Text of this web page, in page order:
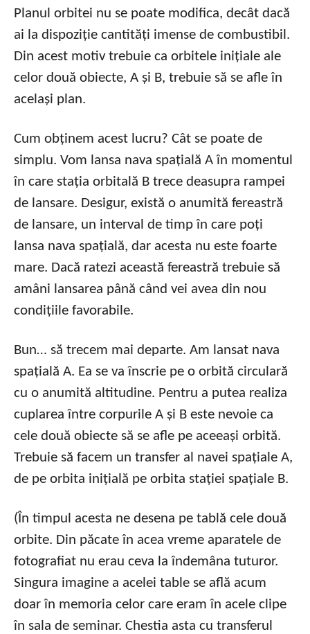
Planul orbitei nu se poate modifica, decât dacă
ai la dispoziție cantități imense de combustibil.
Din acest motiv trebuie ca orbitele inițiale ale
celor două obiecte, A și B, trebuie să se afle în
același plan.
Cum obținem acest lucru? Cât se poate de
simplu. Vom lansa nava spațială A în momentul
în care stația orbitală B trece deasupra rampei
de lansare. Desigur, există o anumită fereastră
de lansare, un interval de timp în care poți
lansa nava spațială, dar acesta nu este foarte
mare. Dacă ratezi această fereastră trebuie să
amâni lansarea până când vei avea din nou
condițiile favorabile.
Bun… să trecem mai departe. Am lansat nava
spațială A. Ea se va înscrie pe o orbită circulară
cu o anumită altitudine. Pentru a putea realiza
cuplarea între corpurile A și B este nevoie ca
cele două obiecte să se afle pe aceeași orbită.
Trebuie să facem un transfer al navei spațiale A,
de pe orbita inițială pe orbita stației spațiale B.
(În timpul acesta ne desena pe tablă cele două
orbite. Din păcate în acea vreme aparatele de
fotografiat nu erau ceva la îndemâna tuturor.
Singura imagine a acelei table se află acum
doar în memoria celor care eram în acele clipe
în sala de seminar. Chestia asta cu transferul